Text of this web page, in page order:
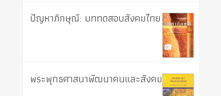
ปัญหาภิกษุณี: บททดสอบสังคมไทย
พระพุทธศาสนาพัฒนาคนและสังคม